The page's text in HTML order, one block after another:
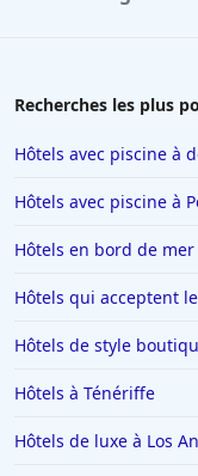
Hôtels à Tain-
Hôtels à Ajaccio
Hôtels à Saint-
Hôtels au Québec
Hôtels à
Hôtels aux
Recherches les plus
Hôtels avec piscine à
Hôtels avec piscine à
Hôtels en bord de
Hôtels qui acceptent
Hôtels de style
Hôtels à Ténériffe
Hôtels de luxe à Los